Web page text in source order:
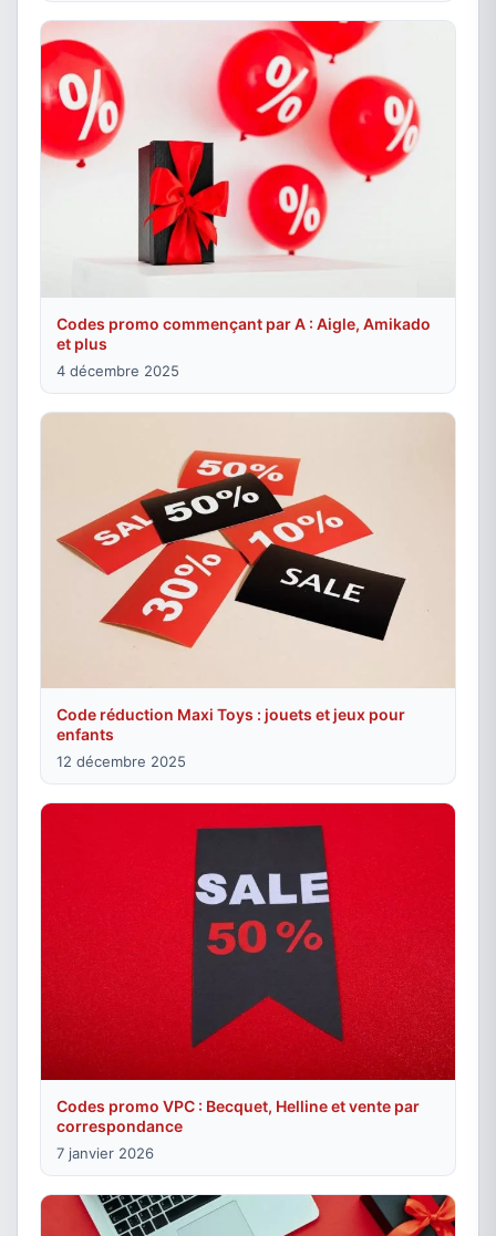
Codes promo commençant par A : Aigle, Amikado
et plus
4 décembre 2025
Code réduction Maxi Toys : jouets et jeux pour
enfants
12 décembre 2025
Codes promo VPC : Becquet, Helline et vente par
correspondance
7 janvier 2026